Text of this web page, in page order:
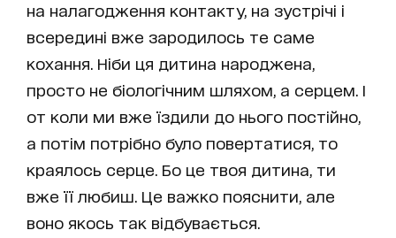
на налагодження контакту, на зустрічі і
всередині вже зародилось те саме
кохання. Ніби ця дитина народжена,
просто не біологічним шляхом, а серцем. І
от коли ми вже їздили до нього постійно,
а потім потрібно було повертатися, то
краялось серце. Бо це твоя дитина, ти
вже її любиш. Це важко пояснити, але
воно якось так відбувається.